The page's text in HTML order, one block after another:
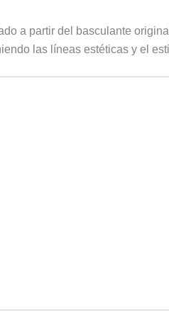
a partir del basculante
las líneas estéticas y el